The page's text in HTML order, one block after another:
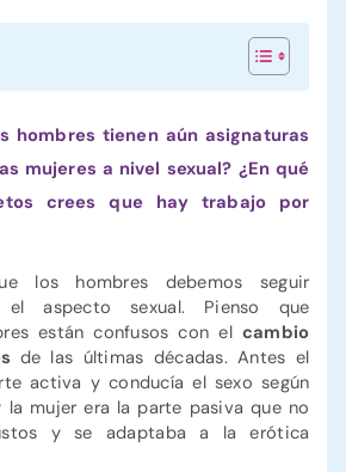
hombres tienen aún asignaturas
mujeres a nivel sexual? ¿En qué
crees que hay trabajo por
los hombres debemos seguir
el aspecto sexual. Pienso que
están confusos con el cambio
de las últimas décadas. Antes el
activa y conducía el sexo según
la mujer era la parte pasiva que no
y se adaptaba a la erótica